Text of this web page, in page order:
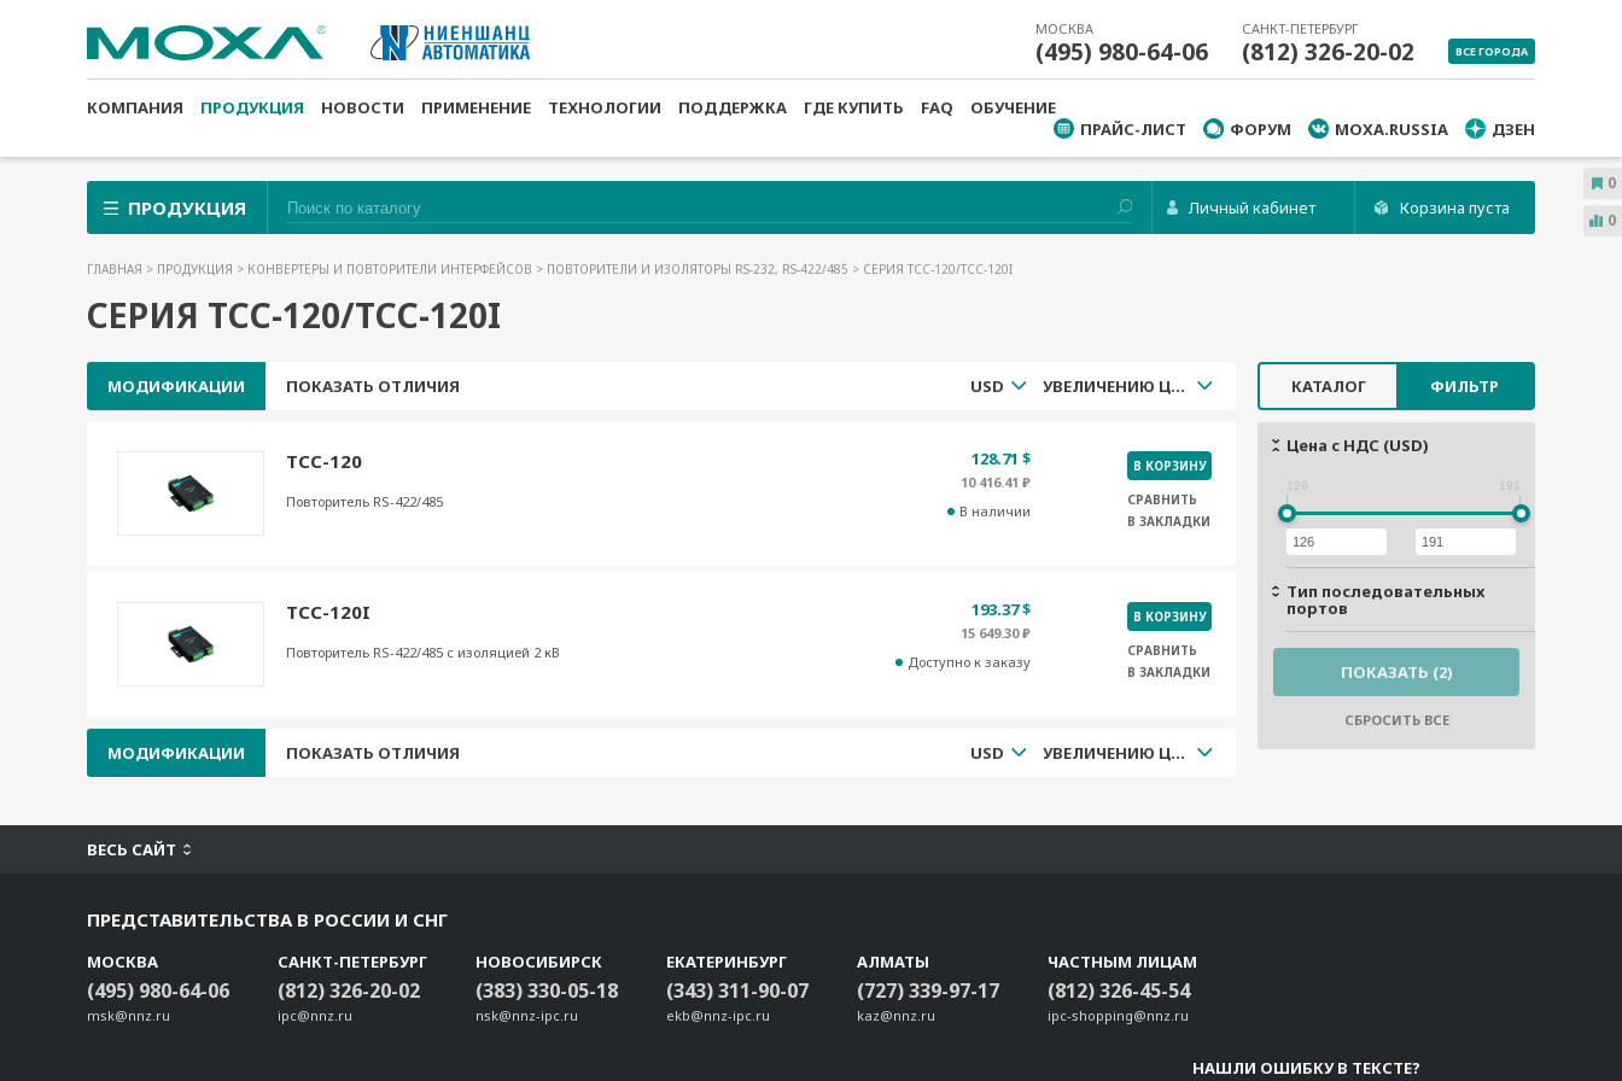
МОСКВА
(495) 980-64-06
САНКТ-ПЕТЕРБУРГ
(812) 326-20-02 ВСЕ ГОРОДА
КОМПАНИЯ ПРОДУКЦИЯ НОВОСТИ ПРИМЕНЕНИЕ ТЕХНОЛОГИИ ПОДДЕРЖКА ГДЕ КУПИТЬ FAQ
ОБУЧЕНИЕ
ПРАЙС-ЛИСТ
ФОРУМ MOXA.RUSSIA ДЗЕН
ПРОДУКЦИЯ Личный кабинет Корзина пуста
ГЛАВНАЯ > ПРОДУКЦИЯ > КОНВЕРТЕРЫ И ПОВТОРИТЕЛИ ИНТЕРФЕЙСОВ > ПОВТОРИТЕЛИ И ИЗОЛЯТОРЫ RS-232, RS-422/485 > СЕРИЯ TCC-120/TCC-120I
СЕРИЯ TCC-120/TCC-120I
КАТАЛОГ ФИЛЬТР
Цена с НДС (USD)
126 191
Тип последовательных
портов
МОДИФИКАЦИИ ПОКАЗАТЬ ОТЛИЧИЯ USD УВЕЛИЧЕНИЮ ЦЕНЫ
TCC-120
Повторитель RS-422/485
128.71 $
10 416.41 ₽
В наличии
В КОРЗИНУ
СРАВНИТЬ
В ЗАКЛАДКИ
TCC-120I
Повторитель RS-422/485 c изоляцией 2 кВ
193.37 $
15 649.30 ₽
Доступно к заказу
В КОРЗИНУ
СРАВНИТЬ
В ЗАКЛАДКИ
МОДИФИКАЦИИ ПОКАЗАТЬ ОТЛИЧИЯ USD УВЕЛИЧЕНИЮ ЦЕНЫ
ВЕСЬ САЙТ
ПРЕДСТАВИТЕЛЬСТВА В РОССИИ И СНГ
МОСКВА
(495) 980-64-06
msk@nnz.ru
САНКТ-ПЕТЕРБУРГ
(812) 326-20-02
ipc@nnz.ru
НОВОСИБИРСК
(383) 330-05-18
nsk@nnz-ipc.ru
ЕКАТЕРИНБУРГ
(343) 311-90-07
ekb@nnz-ipc.ru
АЛМАТЫ
(727) 339-97-17
kaz@nnz.ru
ЧАСТНЫМ ЛИЦАМ
(812) 326-45-54
ipc-shopping@nnz.ru
НАШЛИ ОШИБКУ В ТЕКСТЕ?
0
0